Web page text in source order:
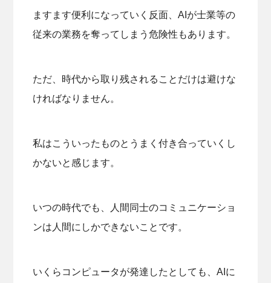
ますます便利になっていく反面、AIが士業等の
従来の業務を奪ってしまう危険性もあります。
ただ、時代から取り残されることだけは避けな
ければなりません。
私はこういったものとうまく付き合っていくし
かないと感じます。
いつの時代でも、人間同士のコミュニケーショ
ンは人間にしかできないことです。
いくらコンピュータが発達したとしても、AIに